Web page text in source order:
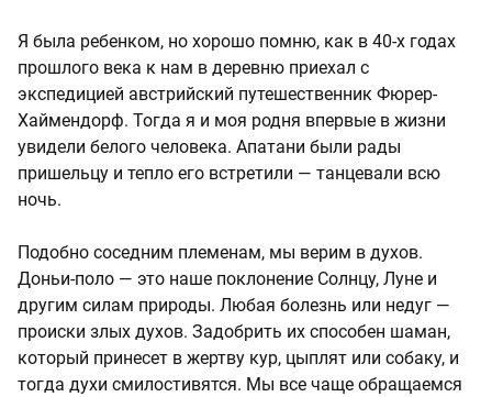
Я была ребенком, но хорошо помню, как в 40-х годах
прошлого века к нам в деревню приехал с
экспедицией австрийский путешественник Фюрер-
Хаймендорф. Тогда я и моя родня впервые в жизни
увидели белого человека. Апатани были рады
пришельцу и тепло его встретили — танцевали всю
ночь.
Подобно соседним племенам, мы верим в духов.
Доньи-поло — это наше поклонение Солнцу, Луне и
другим силам природы. Любая болезнь или недуг —
происки злых духов. Задобрить их способен шаман,
который принесет в жертву кур, цыплят или собаку, и
тогда духи смилостивятся. Мы все чаще обращаемся